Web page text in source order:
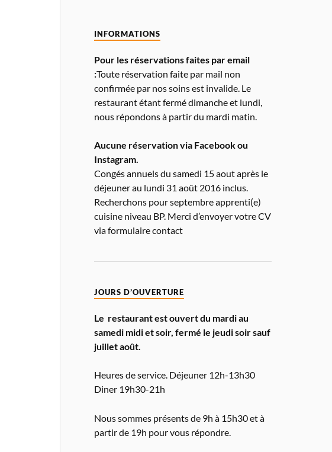
INFORMATIONS
Pour les réservations faites par email
:Toute réservation faite par mail non
confirmée par nos soins est invalide. Le
restaurant étant fermé dimanche et lundi,
nous répondons à partir du mardi matin.
Aucune réservation via Facebook ou
Instagram.
Congés annuels du samedi 15 aout après le
déjeuner au lundi 31 août 2016 inclus.
Recherchons pour septembre apprenti(e)
cuisine niveau BP. Merci d’envoyer votre CV
via formulaire contact
JOURS D’OUVERTURE
Le restaurant est ouvert du mardi au
samedi midi et soir, fermé le jeudi soir sauf
juillet août.
Heures de service. Déjeuner 12h-13h30
Diner 19h30-21h
Nous sommes présents de 9h à 15h30 et à
partir de 19h pour vous répondre.